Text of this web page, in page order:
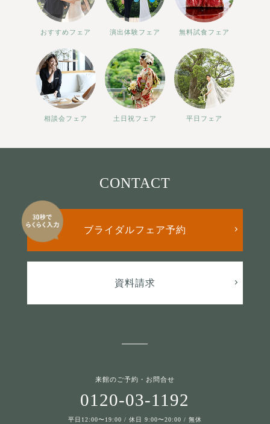
おすすめフェア 演出体験フェア 無料試食フェア
相談会フェア 土日祝フェア 平日フェア
CONTACT
ブライダルフェア予約
資料請求
来館のご予約・お問合せ
0120-03-1192
平日12:00〜19:00 / 休日 9:00〜20:00 / 無休